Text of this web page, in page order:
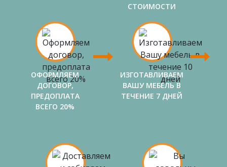
СТОИМОСТИ
ОФОРМЛЯЕМ
ДОГОВОР,
ПРЕДОПЛАТА
ВСЕГО 20%
ИЗГОТАВЛИВАЕМ
ВАШУ МЕБЕЛЬ В
ТЕЧЕНИЕ 7 ДНЕЙ